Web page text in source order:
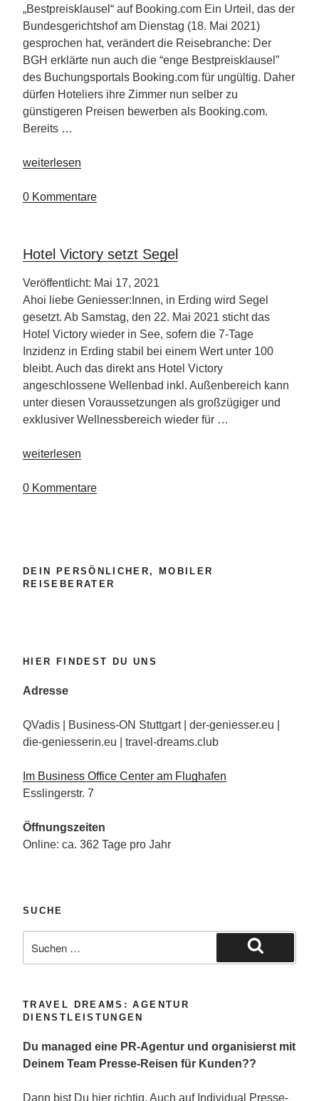
„Bestpreisklausel“ auf Booking.com Ein Urteil, das der
Bundesgerichtshof am Dienstag (18. Mai 2021)
gesprochen hat, verändert die Reisebranche: Der
BGH erklärte nun auch die “enge Bestpreisklausel”
des Buchungsportals Booking.com für ungültig. Daher
dürfen Hoteliers ihre Zimmer nun selber zu
günstigeren Preisen bewerben als Booking.com.
Bereits …
„Preise
–
Direktbuchung
oft
günstiger“
weiterlesen
0 Kommentare
Hotel Victory setzt Segel
Veröffentlicht: Mai 17, 2021
Ahoi liebe Geniesser:Innen, in Erding wird Segel
gesetzt. Ab Samstag, den 22. Mai 2021 sticht das
Hotel Victory wieder in See, sofern die 7-Tage
Inzidenz in Erding stabil bei einem Wert unter 100
bleibt. Auch das direkt ans Hotel Victory
angeschlossene Wellenbad inkl. Außenbereich kann
unter diesen Voraussetzungen als großzügiger und
exklusiver Wellnessbereich wieder für …
„Hotel
setzt
weiterlesen
0 Kommentare
DEIN PERSÖNLICHER, MOBILER
REISEBERATER
HIER FINDEST DU UNS
Adresse
QVadis | Business-ON Stuttgart | der-geniesser.eu |
die-geniesserin.eu | travel-dreams.club
Im Business Office Center am Flughafen
Esslingerstr. 7
Öffnungszeiten
Online: ca. 362 Tage pro Jahr
SUCHE
nach:
Suchen
TRAVEL DREAMS: AGENTUR
DIENSTLEISTUNGEN
Du managed eine PR-Agentur und organisierst mit
Deinem Team Presse-Reisen für Kunden??
Dann bist Du hier richtig. Auch auf Individual Presse-